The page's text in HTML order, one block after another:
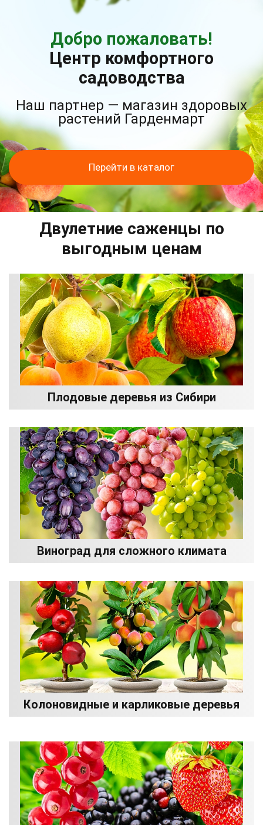
Добро пожаловать!
Центр комфортного
садоводства
Наш партнер — магазин здоровых
растений Гарденмарт
Перейти в каталог
Двулетние саженцы по
выгодным ценам
Плодовые деревья из Сибири
Виноград для сложного климата
Колоновидные и карликовые деревья